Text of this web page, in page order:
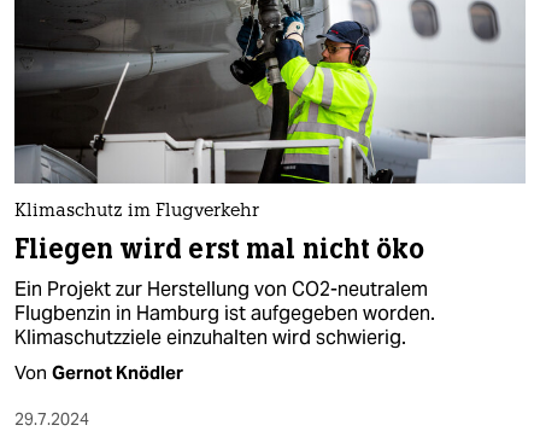
Klimaschutz im Flugverkehr
Fliegen wird erst mal nicht öko
Ein Projekt zur Herstellung von CO2-neutralem
Flugbenzin in Hamburg ist aufgegeben worden.
Klimaschutzziele einzuhalten wird schwierig.
Von Gernot Knödler
29.7.2024